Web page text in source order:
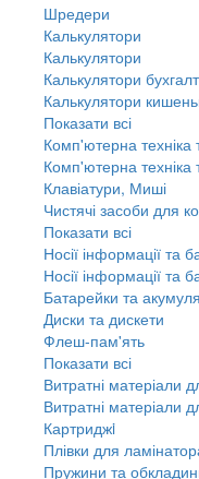
Шредери
Калькулятори
Калькулятори
Калькулятори
Калькулятори
Показати всі
Комп'ютерна техніка
Комп'ютерна техніка
Клавіатури, Миші
Чистячі засоби для
Показати всі
Носії інформації та
Носії інформації та
Батарейки та
Диски та дискети
Флеш-пам'ять
Показати всі
Витратні матеріали
Витратні матеріали
Картриджi
Плівки для
Пружини та